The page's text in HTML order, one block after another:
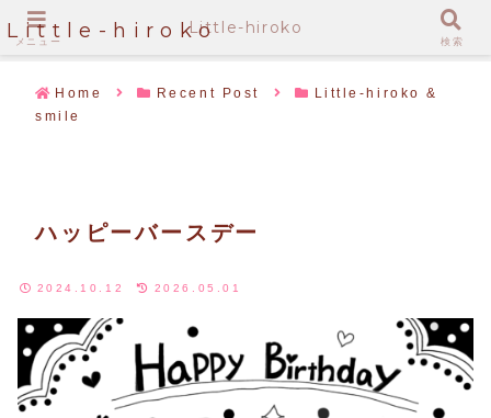
Little-hiroko
Home Recent Post
Little-hiroko &
smile
ハッピーバースデー
2024.10.12 2026.05.01
メニュー
Little-hiroko
検索